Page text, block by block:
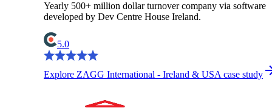
Yearly 500+ million dollar turnover company via software
developed by Dev Centre House Ireland.
5.0
Explore ZAGG International - Ireland & USA case study